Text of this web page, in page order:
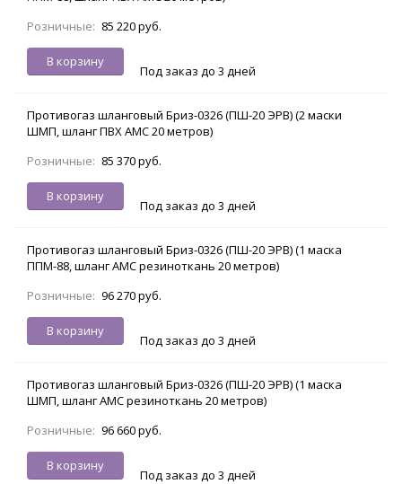
Розничные: 85 220 руб.
В корзину
Под заказ до 3 дней
Противогаз шланговый Бриз-0326 (ПШ-20 ЭРВ) (2 маски
ШМП, шланг ПВХ АМС 20 метров)
Розничные: 85 370 руб.
В корзину
Под заказ до 3 дней
Противогаз шланговый Бриз-0326 (ПШ-20 ЭРВ) (1 маска
ППМ-88, шланг АМС резиноткань 20 метров)
Розничные: 96 270 руб.
В корзину
Под заказ до 3 дней
Противогаз шланговый Бриз-0326 (ПШ-20 ЭРВ) (1 маска
ШМП, шланг АМС резиноткань 20 метров)
Розничные: 96 660 руб.
В корзину
Под заказ до 3 дней